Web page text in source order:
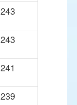
243
243
241
239